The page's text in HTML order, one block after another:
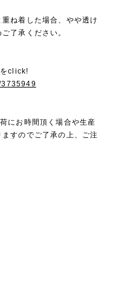
ね着した場合、やや透け
了承ください。
click!
にお時間頂く場合や生産
すのでご了承の上、ご注